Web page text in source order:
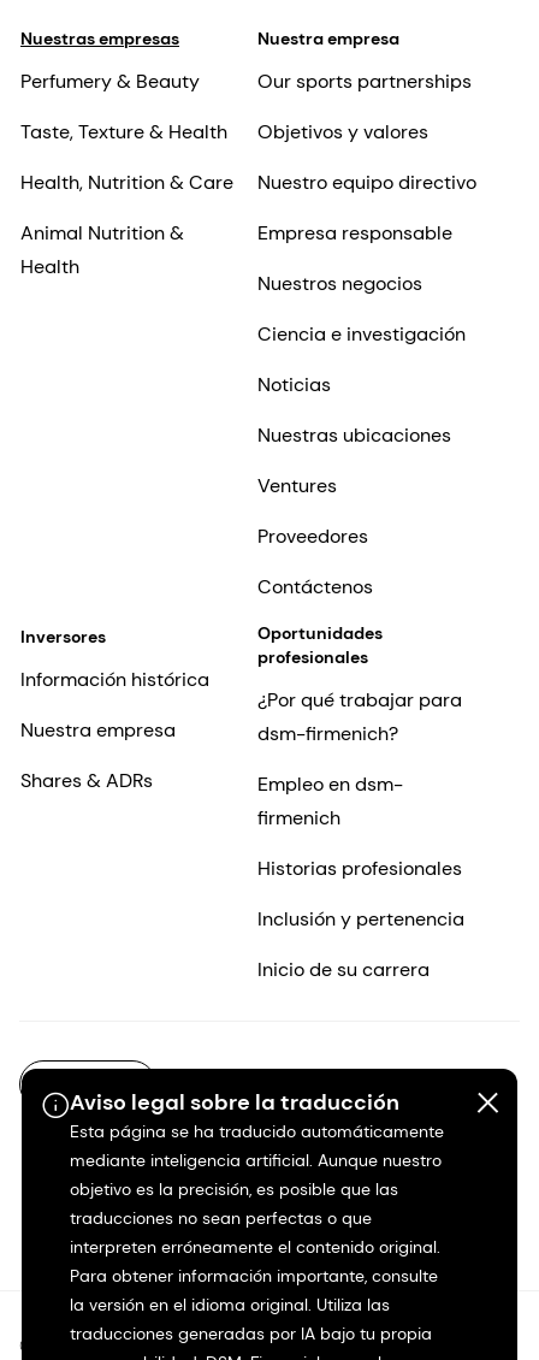
Aviso legal sobre la traducción
Esta página se ha traducido automáticamente
mediante inteligencia artificial. Aunque nuestro
objetivo es la precisión, es posible que las
traducciones no sean perfectas o que
interpreten erróneamente el contenido original.
Para obtener información importante, consulte
la versión en el idioma original. Utiliza las
traducciones generadas por IA bajo tu propia
Nuestras empresas
Perfumery & Beauty
Taste, Texture & Health
Health, Nutrition & Care
Animal Nutrition &
Health
Nuestra empresa
Our sports partnerships
Objetivos y valores
Nuestro equipo directivo
Empresa responsable
Nuestros negocios
Ciencia e investigación
Noticias
Nuestras ubicaciones
Ventures
Proveedores
Contáctenos
Inversores
Información histórica
Nuestra empresa
Shares & ADRs
Oportunidades
profesionales
¿Por qué trabajar para
dsm-firmenich?
Empleo en dsm-
firmenich
Historias profesionales
Inclusión y pertenencia
Inicio de su carrera
©2026 dsm-firmenich. Todos los derechos reservados.